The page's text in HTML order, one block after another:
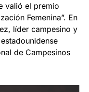
valió el premio
Femenina”. En
líder campesino y
de Campesinos